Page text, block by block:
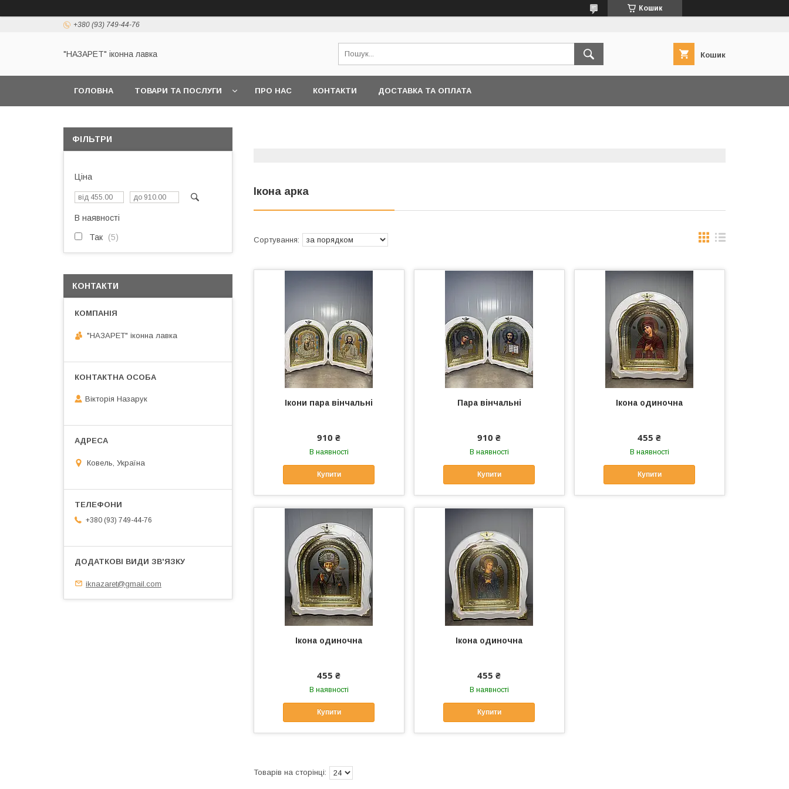
Кошик
+380 (93) 749-44-76
"НАЗАРЕТ" іконна лавка Кошик
ГОЛОВНА ТОВАРИ ТА ПОСЛУГИ ПРО НАС КОНТАКТИ ДОСТАВКА ТА ОПЛАТА
Ікона арка
Ікони пара вінчальні
910 ₴
В наявності
Купити
Пара вінчальні
910 ₴
В наявності
Купити
Ікона одиночна
455 ₴
В наявності
Купити
Ікона одиночна
455 ₴
В наявності
Купити
Ікона одиночна
455 ₴
В наявності
Купити
ФІЛЬТРИ
Ціна
В наявності
Так 5
КОНТАКТИ
"НАЗАРЕТ" іконна лавка
Вікторія Назарук
Ковель, Україна
+380 (93) 749-44-76
iknazaret@gmail.com